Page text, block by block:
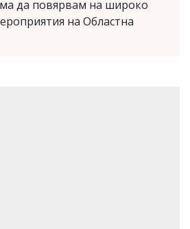
да повярвам на широко
на Областна